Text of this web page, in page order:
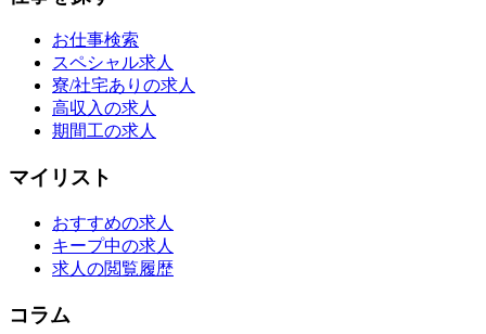
お仕事検索
スペシャル求人
寮/社宅ありの求人
高収入の求人
期間工の求人
マイリスト
おすすめの求人
キープ中の求人
求人の閲覧履歴
コラム